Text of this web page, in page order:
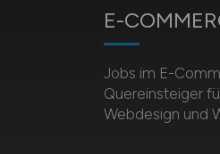
E-
Jobs im E-
Quereinsteiger
Webdesign und